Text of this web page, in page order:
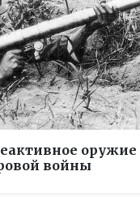
оружие
войны